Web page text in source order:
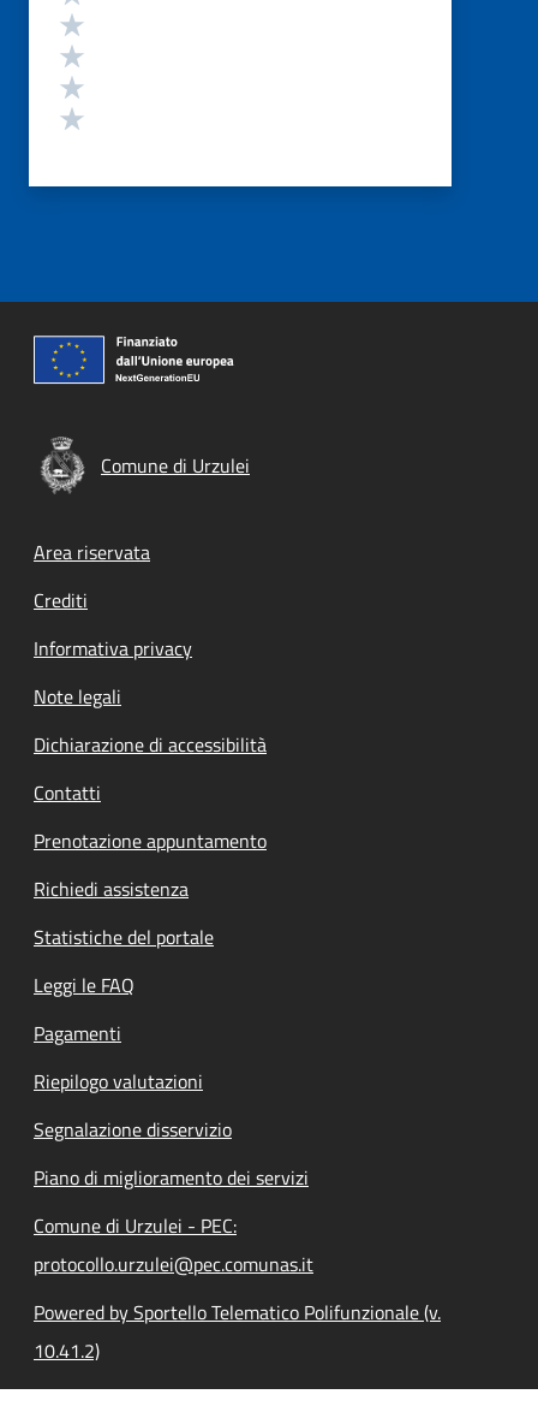
Comune di Urzulei
Footer menu
Area riservata
Crediti
Informativa privacy
Note legali
Dichiarazione di accessibilità
Contatti
Prenotazione appuntamento
Richiedi assistenza
Statistiche del portale
Leggi le FAQ
Pagamenti
Riepilogo valutazioni
Segnalazione disservizio
Piano di miglioramento dei servizi
Comune di Urzulei - PEC:
protocollo.urzulei@pec.comunas.it
Powered by Sportello Telematico Polifunzionale (v.
10.41.2)